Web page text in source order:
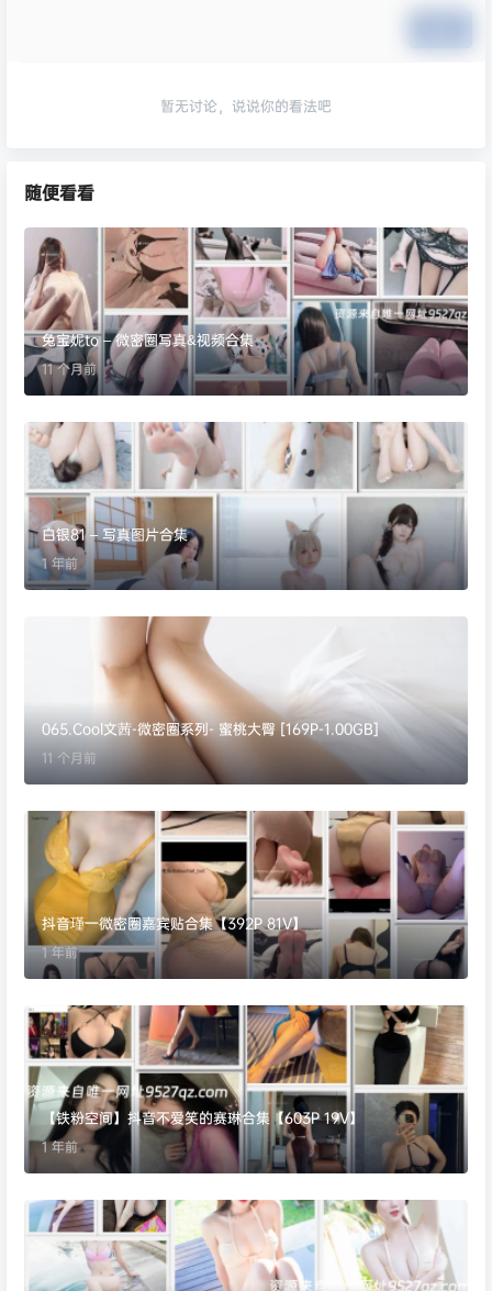
暂无讨论，说说你的看法吧
随便看看
兔宝妮to – 微密圈写真&视频合集
11 个月前
白银81 – 写真图片合集
1 年前
065.Cool文茜-微密圈系列- 蜜桃大臀 [169P-1.00GB]
11 个月前
抖音瑾一微密圈嘉宾贴合集【392P 81V】
1 年前
【铁粉空间】抖音不爱笑的赛琳合集【603P 19V】
1 年前